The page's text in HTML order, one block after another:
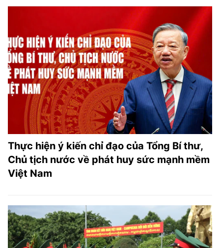
Thực hiện ý kiến chỉ đạo của Tổng Bí thư,
Chủ tịch nước về phát huy sức mạnh mềm
Việt Nam